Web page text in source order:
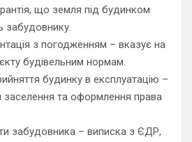
що земля під будинком
забудовнику.
з погодженням – вказує на
будівельним нормам.
будинку в експлуатацію –
заселення та оформлення права
забудовника – виписка з ЄДР,